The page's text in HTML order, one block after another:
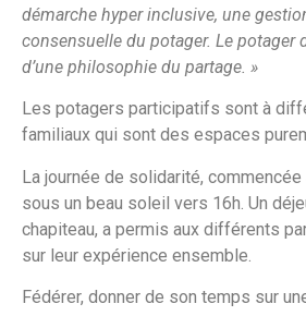
démarche hyper inclusive, une
consensuelle du potager. Le potager
d’une philosophie du partage. »
Les potagers participatifs sont à
familiaux qui sont des espaces
La journée de solidarité, commencée
sous un beau soleil vers 16h. Un
chapiteau, a permis aux différents
sur leur expérience ensemble.
Fédérer, donner de son temps sur